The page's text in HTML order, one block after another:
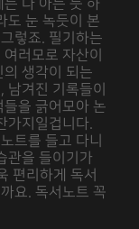
다 아는 듯 하
도 눈 녹듯이 본
렇죠. 필기하는
러모로 자산이
생각이 되는
남겨진 기록들이
을 긁어모아 논
가지일겁니다.
트를 들고 다니
관을 들이기가
편리하게 독서
요. 독서노트 꼭